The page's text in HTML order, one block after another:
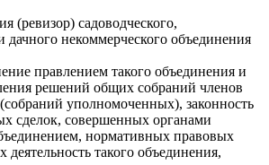
(ревизор) садоводческого,
дачного некоммерческого объединения
правлением такого объединения и
решений общих собраний членов
уполномоченных), законность
сделок, совершенных органами
нормативных правовых
такого объединения,